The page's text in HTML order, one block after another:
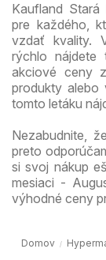
Kaufland Stará
pre každého,
vzdať kvality.
rýchlo
akciové ceny
produkty alebo
tomto letáku
Nezabudnite,
preto
si svoj nákup
mesiaci -
výhodné ceny
Domov